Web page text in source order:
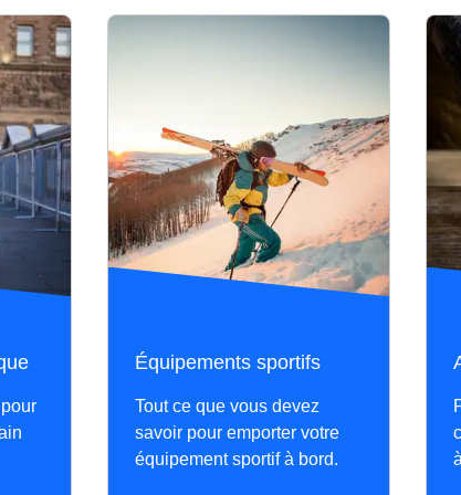
14h53 (train 9141) et 15h56 (train 9145).
9117), 12h56 (train 9135) et 16h56 (train 9149).
Équipements sportifs
Tout ce que vous devez
savoir pour emporter votre
équipement sportif à bord.